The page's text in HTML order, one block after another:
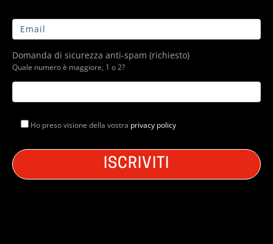
Domanda di sicurezza anti-spam (richiesto)
Quale numero è maggiore, 1 o 2?
Ho preso visione della vostra privacy policy